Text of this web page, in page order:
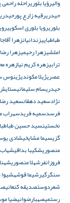
والیرؤیا بلوریراحله راحمی
حیدریرقیه زارع پورحیدری
بلوریرویا بلوری اسکویی
طباطباییزندانیانزهرا
املشیزهرا رحیمیزهرا
ترابیزهره کریم نیازهره
عصریژیلا مکوندیژینوس
حیدریسام سلیمانی
نژادسعید دهقانسعید
فرسدسمیه فریدسهراب
نخستینسید حسین
گزیسیما مشایخیشادی
منصوریشکیبا بداقیشهاب
فروزانفرشهلا منصوری
سنگرگیرشیما قوشهشیوا
شعردوستصدیقه کنعانی
رستمیصهبارضوانیضیا